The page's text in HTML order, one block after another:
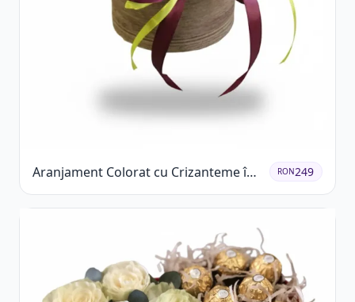
Aranjament Colorat cu Crizanteme în
Cutie Rustică
RON249